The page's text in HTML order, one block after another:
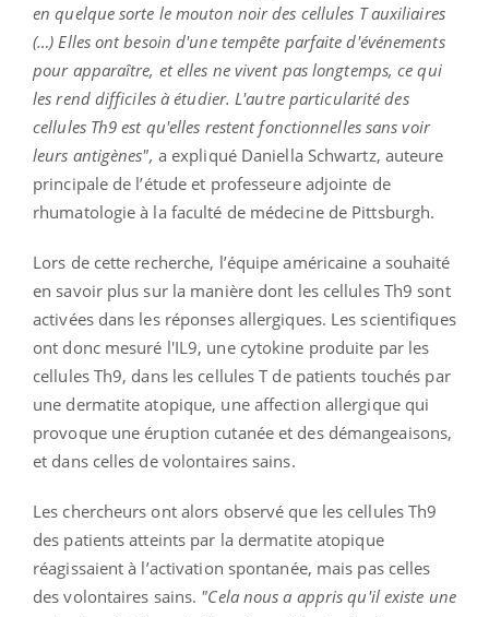
en quelque sorte le mouton noir des cellules T auxiliaires
(…) Elles ont besoin d'une tempête parfaite d'événements
pour apparaître, et elles ne vivent pas longtemps, ce qui
les rend difficiles à étudier. L'autre particularité des
cellules Th9 est qu'elles restent fonctionnelles sans voir
leurs antigènes", a expliqué Daniella Schwartz, auteure
principale de l’étude et professeure adjointe de
rhumatologie à la faculté de médecine de Pittsburgh.
Lors de cette recherche, l’équipe américaine a souhaité
en savoir plus sur la manière dont les cellules Th9 sont
activées dans les réponses allergiques. Les scientifiques
ont donc mesuré l'IL9, une cytokine produite par les
cellules Th9, dans les cellules T de patients touchés par
une dermatite atopique, une affection allergique qui
provoque une éruption cutanée et des démangeaisons,
et dans celles de volontaires sains.
Les chercheurs ont alors observé que les cellules Th9
des patients atteints par la dermatite atopique
réagissaient à l’activation spontanée, mais pas celles
des volontaires sains. "Cela nous a appris qu'il existe une